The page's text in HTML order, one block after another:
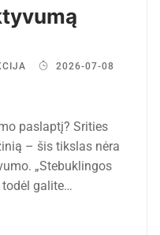
2026-07-08
paslaptį? Srities
– šis tikslas nėra
„Stebuklingos
todėl galite…